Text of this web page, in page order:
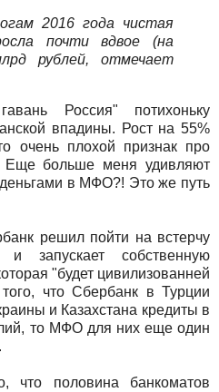
2016 года чистая
почти вдвое (на
рублей, отмечает
Россия" потихоньку
впадины. Рост на 55%
очень плохой признак про
Еще больше меня удивляют
в МФО?! Это же путь
решил пойти на встерчу
запускает собственную
"будет цивилизованней
что Сбербанк в Турции
и Казахстана кредиты в
то МФО для них еще один
половина банкоматов